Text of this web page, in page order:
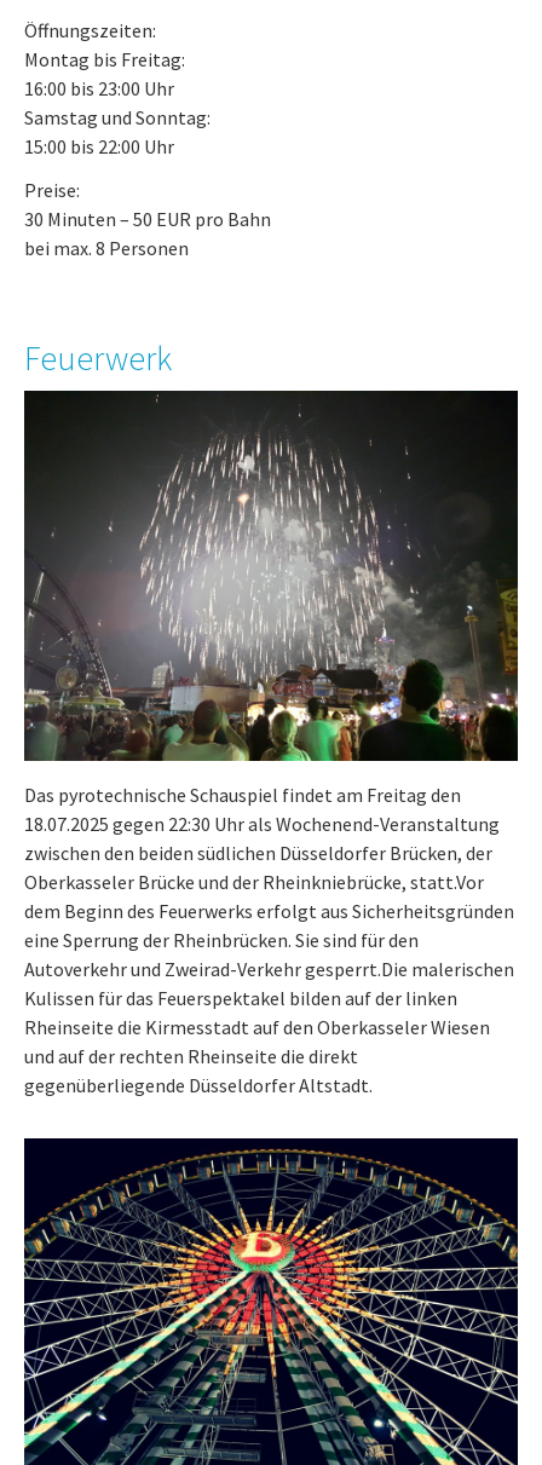
Öffnungszeiten:
Montag bis Freitag:
16:00 bis 23:00 Uhr
Samstag und Sonntag:
15:00 bis 22:00 Uhr
Preise:
30 Minuten – 50 EUR pro Bahn
bei max. 8 Personen
Feuerwerk
Das pyrotechnische Schauspiel findet am Freitag den
18.07.2025 gegen 22:30 Uhr als Wochenend-Veranstaltung
zwischen den beiden südlichen Düsseldorfer Brücken, der
Oberkasseler Brücke und der Rheinkniebrücke, statt.Vor
dem Beginn des Feuerwerks erfolgt aus Sicherheitsgründen
eine Sperrung der Rheinbrücken. Sie sind für den
Autoverkehr und Zweirad-Verkehr gesperrt.Die malerischen
Kulissen für das Feuerspektakel bilden auf der linken
Rheinseite die Kirmesstadt auf den Oberkasseler Wiesen
und auf der rechten Rheinseite die direkt
gegenüberliegende Düsseldorfer Altstadt.